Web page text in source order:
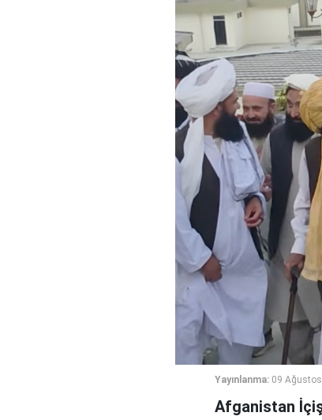
Yayınlanma: 09
Afganistan